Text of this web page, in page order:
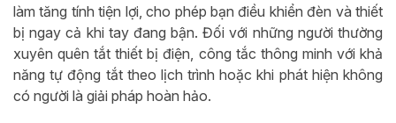
làm tăng tính tiện lợi, cho phép bạn điều khiển đèn và thiết
bị ngay cả khi tay đang bận. Đối với những người thường
xuyên quên tắt thiết bị điện, công tắc thông minh với khả
năng tự động tắt theo lịch trình hoặc khi phát hiện không
có người là giải pháp hoàn hảo.